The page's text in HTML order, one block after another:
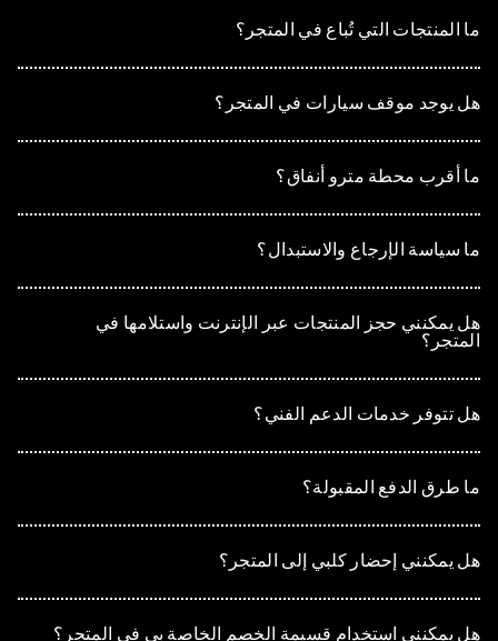
ما المنتجات التي تُباع في المتجر؟
هل يوجد موقف سيارات في المتجر؟
ما أقرب محطة مترو أنفاق؟
ما سياسة الإرجاع والاستبدال؟
هل يمكنني حجز المنتجات عبر الإنترنت واستلامها في
المتجر؟
هل تتوفر خدمات الدعم الفني؟
ما طرق الدفع المقبولة؟
هل يمكنني إحضار كلبي إلى المتجر؟
هل يمكنني استخدام قسيمة الخصم الخاصة بي في المتجر؟